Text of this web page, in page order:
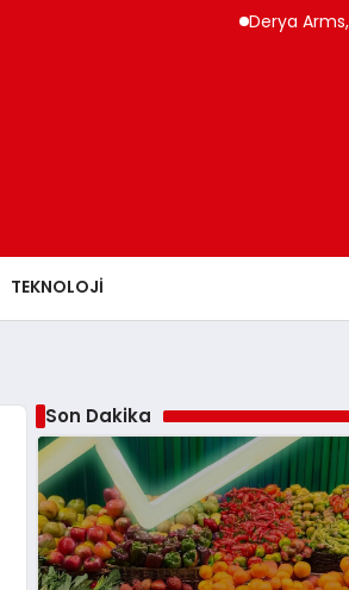
Derya Arms, İstanbul
TEKNOLOJI
Son Dakika